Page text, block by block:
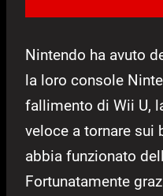
Nintendo ha avuto
la loro console
fallimento di Wii U,
veloce a tornare sui
abbia funzionato
Fortunatamente